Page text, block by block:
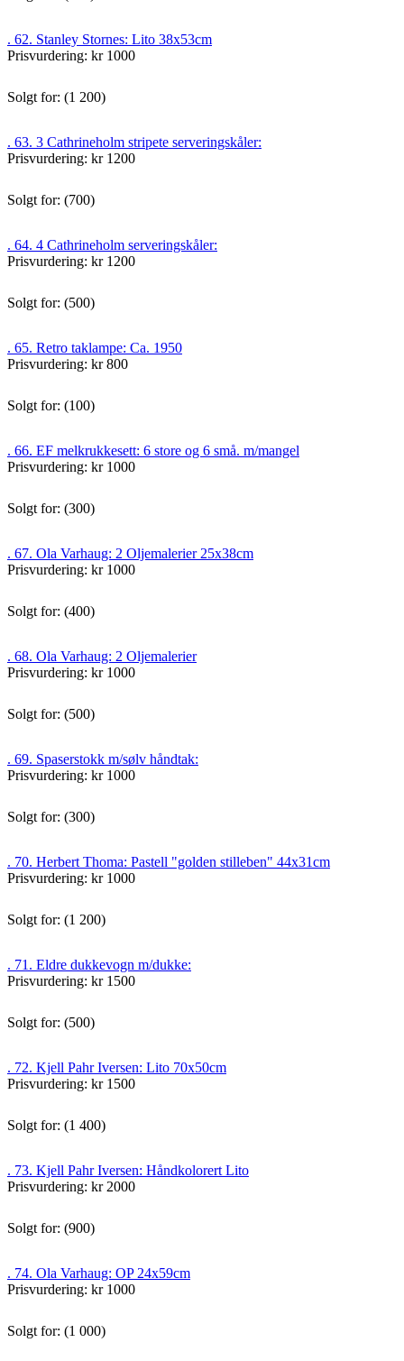
. 62. Stanley Stornes: Lito 38x53cm
Prisvurdering: kr 1000
Solgt for: (1 200)
. 63. 3 Cathrineholm stripete serveringskåler:
Prisvurdering: kr 1200
Solgt for: (700)
. 64. 4 Cathrineholm serveringskåler:
Prisvurdering: kr 1200
Solgt for: (500)
. 65. Retro taklampe: Ca. 1950
Prisvurdering: kr 800
Solgt for: (100)
. 66. EF melkrukkesett: 6 store og 6 små. m/mangel
Prisvurdering: kr 1000
Solgt for: (300)
. 67. Ola Varhaug: 2 Oljemalerier 25x38cm
Prisvurdering: kr 1000
Solgt for: (400)
. 68. Ola Varhaug: 2 Oljemalerier
Prisvurdering: kr 1000
Solgt for: (500)
. 69. Spaserstokk m/sølv håndtak:
Prisvurdering: kr 1000
Solgt for: (300)
. 70. Herbert Thoma: Pastell "golden stilleben" 44x31cm
Prisvurdering: kr 1000
Solgt for: (1 200)
. 71. Eldre dukkevogn m/dukke:
Prisvurdering: kr 1500
Solgt for: (500)
. 72. Kjell Pahr Iversen: Lito 70x50cm
Prisvurdering: kr 1500
Solgt for: (1 400)
. 73. Kjell Pahr Iversen: Håndkolorert Lito
Prisvurdering: kr 2000
Solgt for: (900)
. 74. Ola Varhaug: OP 24x59cm
Prisvurdering: kr 1000
Solgt for: (1 000)